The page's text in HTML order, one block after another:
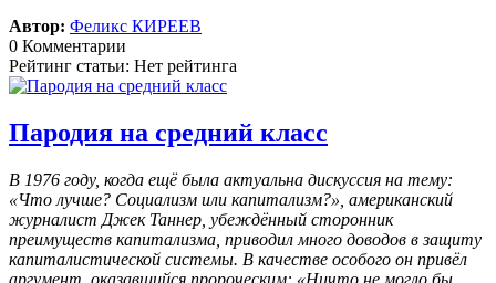
Автор: Феликс КИРЕЕВ
0 Комментарии
Рейтинг статьи: Нет рейтинга
Пародия на средний класс
В 1976 году, когда ещё была актуальна дискуссия на тему:
«Что лучше? Социализм или капитализм?», американский
журналист Джек Таннер, убеждённый сторонник
преимуществ капитализма, приводил много доводов в защиту
капиталистической системы. В качестве особого он привёл
аргумент, оказавшийся пророческим: «Ничто не могло бы